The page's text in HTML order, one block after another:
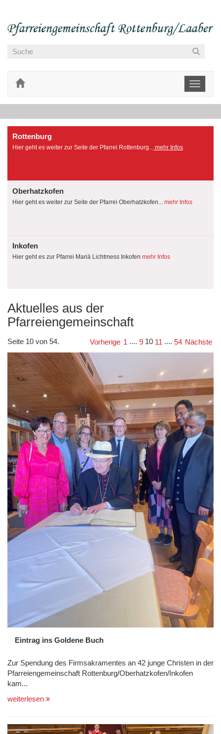
Toggle
Rottenburg
Hier geht es weiter zur Seite der Pfarrei Rottenburg... mehr Infos
Oberhatzkofen
Hier geht es weiter zur Seite der Pfarrei Oberhatzkofen... mehr Infos
Inkofen
Hier geht es zur Pfarrei Mariä Lichtmess Inkofen mehr Infos
Aktuelles aus der
Pfarreiengemeinschaft
Seite 10 von 54. Vorherige 1 .... 9 10 11 .... 54 Nächste
Eintrag ins Goldene Buch
Zur Spendung des Firmsakramentes an 42 junge Christen in der
Pfarreiengemeinschaft Rottenburg/Oberhatzkofen/Inkofen
kam...
weiterlesen